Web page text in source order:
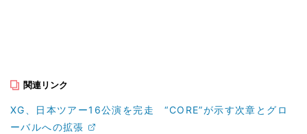
関連リンク
XG、日本ツアー16公演を完走 “CORE”が示す次章とグロ
ーバルへの拡張